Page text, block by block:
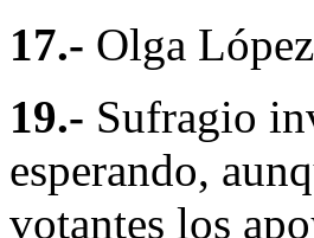
17.- Olga
19.- Sufragio
esperando,
votantes los